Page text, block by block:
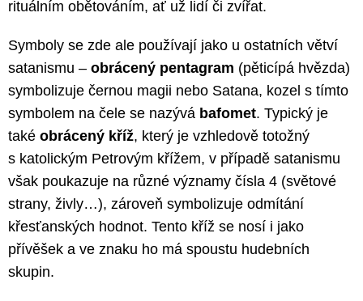
rituálním obětováním, ať už lidí či zvířat.
Symboly se zde ale používají jako u ostatních větví
satanismu – obrácený pentagram (pěticípá hvězda)
symbolizuje černou magii nebo Satana, kozel s tímto
symbolem na čele se nazývá bafomet. Typický je
také obrácený kříž, který je vzhledově totožný
s katolickým Petrovým křížem, v případě satanismu
však poukazuje na různé významy čísla 4 (světové
strany, živly…), zároveň symbolizuje odmítání
křesťanských hodnot. Tento kříž se nosí i jako
přívěšek a ve znaku ho má spoustu hudebních
skupin.